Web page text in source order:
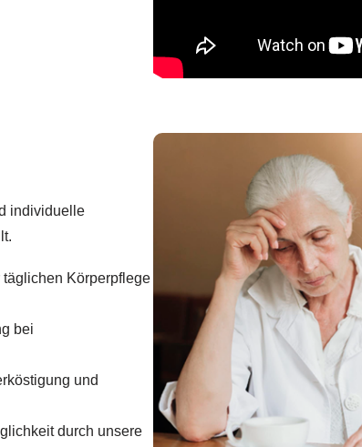
individuelle
Körperpflege
bei
und
durch unsere